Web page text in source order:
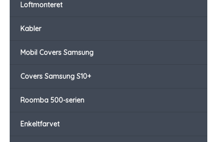
Loftmonteret
Kabler
Mobil Covers Samsung
Covers Samsung S10+
Roomba 500-serien
Enkeltfarvet